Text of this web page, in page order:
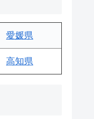
愛媛県
高知県